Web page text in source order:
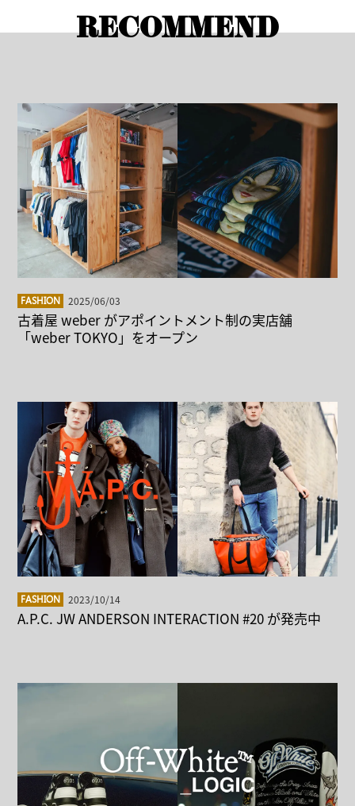
RECOMMEND
FASHION 2025/06/03
古着屋 weber がアポイントメント制の実店舗
「weber TOKYO」をオープン
FASHION 2023/10/14
A.P.C. JW ANDERSON INTERACTION #20 が発売中